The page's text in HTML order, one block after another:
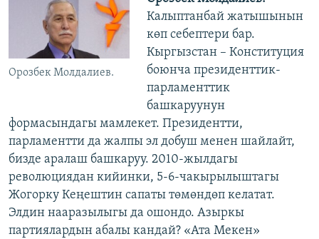
Орозбек Молдалиев.
Калыптанбай жатышынын
көп себептери бар.
Кыргызстан – Конституция
боюнча президенттик-
парламенттик
башкаруунун
формасындагы мамлекет. Президентти,
парламентти да жалпы эл добуш менен шайлайт,
бизде аралаш башкаруу. 2010-жылдагы
революциядан кийинки, 5-6-чакырылыштагы
Жогорку Кеңештин сапаты төмөндөп келатат.
Элдин нааразылыгы да ошондо. Азыркы
партиялардын абалы кандай? «Ата Мекен»